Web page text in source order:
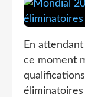
En
ce moment